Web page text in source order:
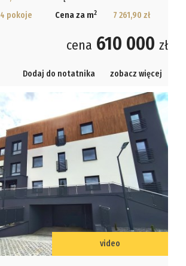
4 pokoje Cena za m2 7 261,90 zł
cena 610 000 zł
Dodaj do notatnika zobacz więcej
video